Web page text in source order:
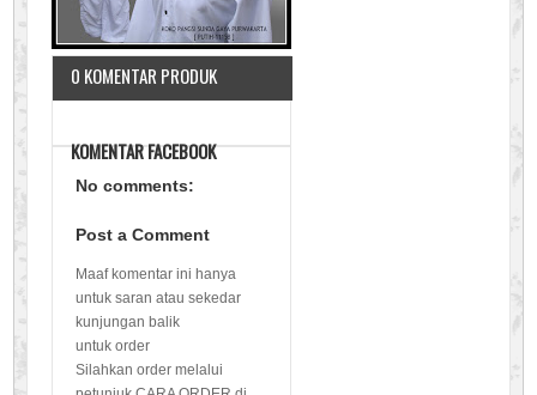
0 KOMENTAR PRODUK
KOMENTAR FACEBOOK
No comments:
Post a Comment
Maaf komentar ini hanya
untuk saran atau sekedar
kunjungan balik
untuk order
Silahkan order melalui